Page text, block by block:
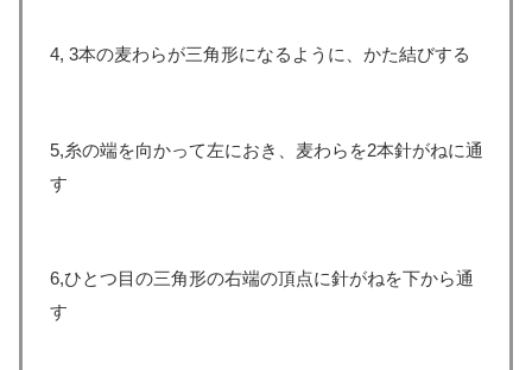
4, 3本の麦わらが三角形になるように、かた結びする
5,糸の端を向かって左におき、麦わらを2本針がねに通
す
6,ひとつ目の三角形の右端の頂点に針がねを下から通
す